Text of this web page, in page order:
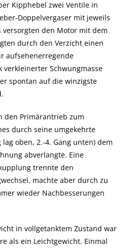
Kipphebel zwei Ventile in
Doppelvergaser mit jeweils
den Motor mit dem
durch den Verzicht einen
aufsehenerregende
verkleinerter Schwungmasse
spontan auf die winzigste
den Primärantrieb zum
durch seine umgekehrte
oben, 2.-4. Gang unten) dem
abverlangte. Eine
trennte den
machte aber durch zu
wieder Nachbesserungen
in vollgetanktem Zustand war
als ein Leichtgewicht. Einmal